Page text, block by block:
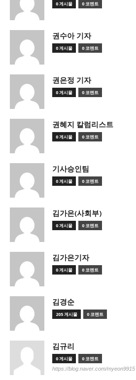
0 게시물 0 코멘트
권수아 기자
0 게시물 0 코멘트
권은정 기자
0 게시물 0 코멘트
권혜지 칼럼리스트
0 게시물 0 코멘트
기사승인팀
0 게시물 0 코멘트
김가은(사회부)
0 게시물 0 코멘트
김가은기자
0 게시물 0 코멘트
김경순
205 게시물 0 코멘트
김규리
0 게시물 0 코멘트
https://blog.naver.com/myeon9915